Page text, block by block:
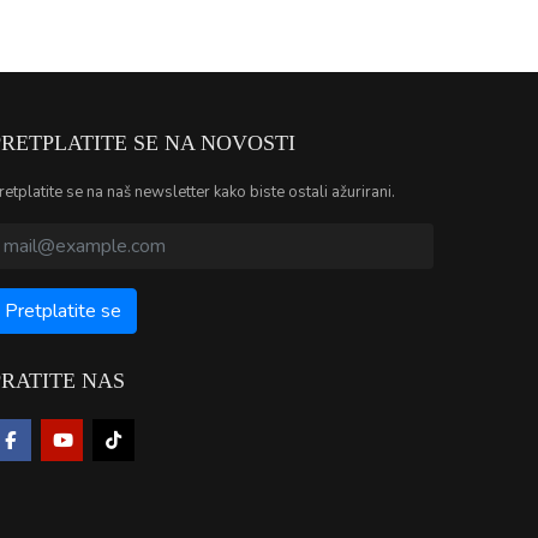
SE NA NOVOSTI
se na naš newsletter kako biste ostali ažurirani.
NAS